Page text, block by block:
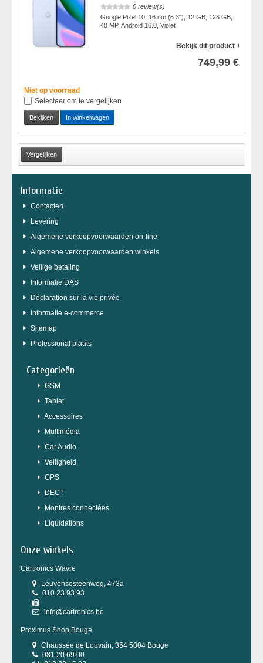
0 review(s)
Google Pixel 10, 16 cm (6.3"), 12 GB, 128 GB,
48 MP, Android 16.0, Violet
Bekijk dit product
749,99 €
Niet op voorraad
Selecteer om te vergelijken
Bekijken In winkelwagen
Informatie
Contacten
Levering
Algemene verkoopvoorwaarden on-line
Algemene verkoopvoorwaarden winkels
Veilige betaling
Informatie DAS
Déclaration sur la vie privée
Informatie e-commerce
Sitemap
Professional plaats
Categorieën
GSM
Tablet
Accessoires
Multimédia
Car Audio
Veiligheid
GPS
DECT
Montres connectées
Liquidations
Onze winkels
Cartronics Wavre
Leuvensesteenweg, 473a
010 23 93 93
info@cartronics.be
Proximus Shop Bouge
Chaussée de Louvain, 354 5004 Bouge
081 20 69 00